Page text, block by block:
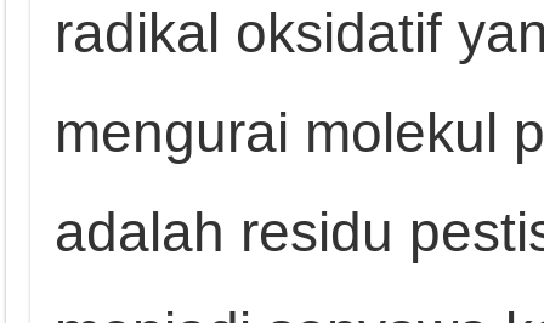
radikal oksidatif
mengurai molekul
adalah residu